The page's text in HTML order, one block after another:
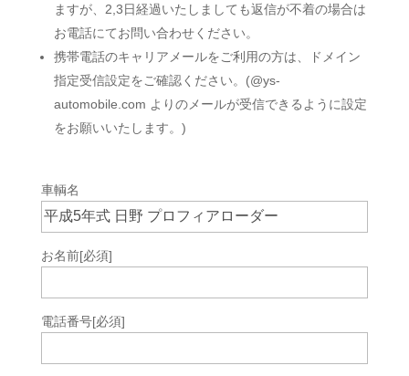
ますが、2,3日経過いたしましても返信が不着の場合は
お電話にてお問い合わせください。
携帯電話のキャリアメールをご利用の方は、ドメイン
指定受信設定をご確認ください。(@ys-
automobile.com よりのメールが受信できるように設定
をお願いいたします。)
車輌名
お名前[必須]
電話番号[必須]